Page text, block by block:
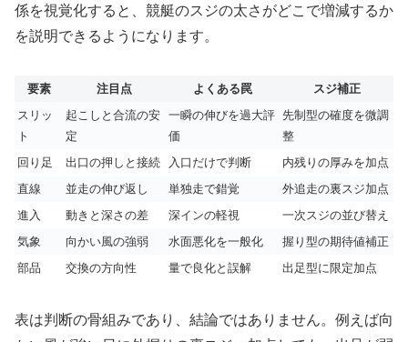
係を視覚化すると、競艇のスジの太さがどこで増減するか
を説明できるようになります。
要素 注目点 よくある罠
スジ補正
スリッ
ト
起こしと合流の安
定
一瞬の伸びを過大評
価
先制型の確度を微調
整
回り足
出口の押しと接続 入口だけで判断
内残りの厚みを加点
直線
並走の伸び返し 単独走で錯覚
外追走の裏スジ加点
進入
動きと深さの差 深インの軽視
一次スジの並び替え
気象
向かい風の強弱 水面悪化を一般化
握り型の期待値補正
部品
交換の方向性 量で良化と誤解 出足型に限定加点
表は判断の骨組みであり、結論ではありません。例えば向